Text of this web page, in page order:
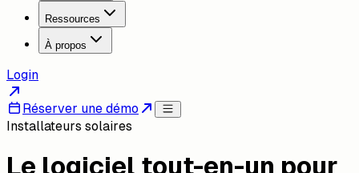
Ressources
À propos
Login
Réserver une démo
Installateurs solaires
Le logiciel tout-en-un pour